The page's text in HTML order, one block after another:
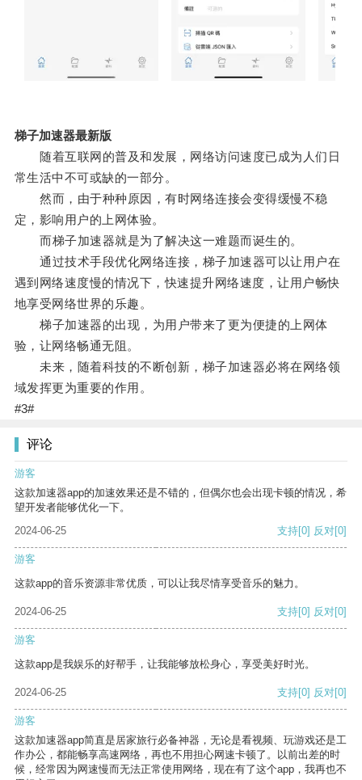
梯子加速器最新版
随着互联网的普及和发展，网络访问速度已成为人们日
常生活中不可或缺的一部分。
然而，由于种种原因，有时网络连接会变得缓慢不稳
定，影响用户的上网体验。
而梯子加速器就是为了解决这一难题而诞生的。
通过技术手段优化网络连接，梯子加速器可以让用户在
遇到网络速度慢的情况下，快速提升网络速度，让用户畅快
地享受网络世界的乐趣。
梯子加速器的出现，为用户带来了更为便捷的上网体
验，让网络畅通无阻。
未来，随着科技的不断创新，梯子加速器必将在网络领
域发挥更为重要的作用。
#3#
评论
游客
这款加速器app的加速效果还是不错的，但偶尔也会出现卡顿的情况，希
望开发者能够优化一下。
2024-06-25
支持[0] 反对[0]
游客
这款app的音乐资源非常优质，可以让我尽情享受音乐的魅力。
2024-06-25 支持[0] 反对[0]
游客
这款app是我娱乐的好帮手，让我能够放松身心，享受美好时光。
2024-06-25 支持[0] 反对[0]
游客
这款加速器app简直是居家旅行必备神器，无论是看视频、玩游戏还是工
作办公，都能畅享高速网络，再也不用担心网速卡顿了。以前出差的时
候，经常因为网速慢而无法正常使用网络，现在有了这个app，我再也不